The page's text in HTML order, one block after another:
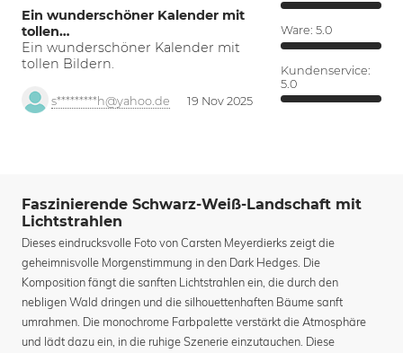
Ein wunderschöner Kalender mit
tollen…
Ein wunderschöner Kalender mit
tollen Bildern.
s*********h@yahoo.de 19 Nov 2025
Ware: 5.0
Kundenservice:
5.0
Faszinierende Schwarz-Weiß-Landschaft mit
Lichtstrahlen
Dieses eindrucksvolle Foto von Carsten Meyerdierks zeigt die
geheimnisvolle Morgenstimmung in den Dark Hedges. Die
Komposition fängt die sanften Lichtstrahlen ein, die durch den
nebligen Wald dringen und die silhouettenhaften Bäume sanft
umrahmen. Die monochrome Farbpalette verstärkt die Atmosphäre
und lädt dazu ein, in die ruhige Szenerie einzutauchen. Diese